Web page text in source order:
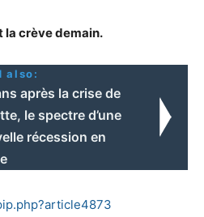
la crève demain.
also:
après la crise de
le spectre d’une
récession en